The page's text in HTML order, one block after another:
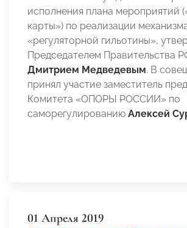
исполнения плана мероприятий
карты») по реализации
«регуляторной гильотины»,
Председателем Правительства
Дмитрием Медведевым. В
принял участие заместитель
Комитета «ОПОРЫ РОССИИ» по
саморегулированию Алексей
01 Апреля 2019